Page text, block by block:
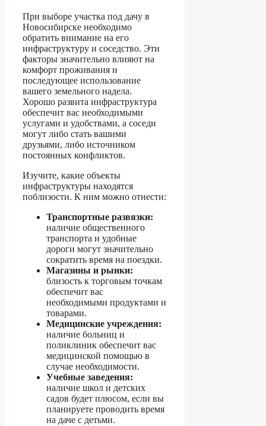
При выборе участка под дачу в
Новосибирске необходимо
обратить внимание на его
инфраструктуру и соседство. Эти
факторы значительно влияют на
комфорт проживания и
последующее использование
вашего земельного надела.
Хорошо развита инфраструктура
обеспечит вас необходимыми
услугами и удобствами, а соседи
могут либо стать вашими
друзьями, либо источником
постоянных конфликтов.
Изучите, какие объекты
инфраструктуры находятся
поблизости. К ним можно отнести:
Транспортные развязки:
наличие общественного
транспорта и удобные
дороги могут значительно
сократить время на поездки.
Магазины и рынки:
близость к торговым точкам
обеспечит вас
необходимыми продуктами и
товарами.
Медицинские учреждения:
наличие больниц и
поликлиник обеспечит вас
медицинской помощью в
случае необходимости.
Учебные заведения:
наличие школ и детских
садов будет плюсом, если вы
планируете проводить время
на даче с детьми.